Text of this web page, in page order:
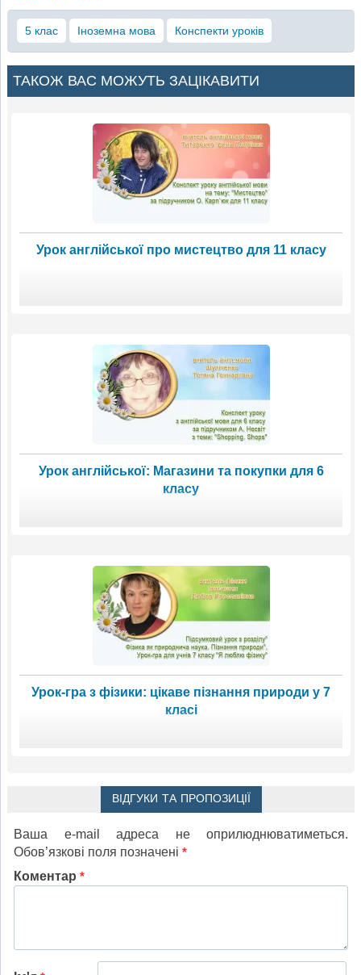
5 клас Іноземна мова Конспекти уроків
ТАКОЖ ВАС МОЖУТЬ ЗАЦІКАВИТИ
Урок англійської про мистецтво для 11 класу
Урок англійської: Магазини та покупки для 6
класу
Урок-гра з фізики: цікаве пізнання природи у 7
класі
ВІДГУКИ ТА ПРОПОЗИЦІЇ
Ваша e-mail адреса не оприлюднюватиметься.
Обов’язкові поля позначені *
Коментар *